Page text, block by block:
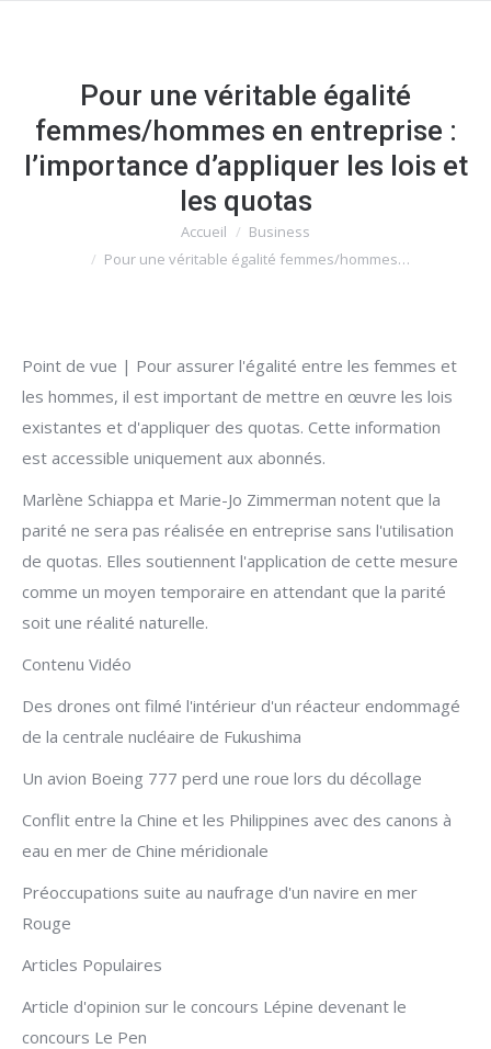
Pour une véritable égalité
femmes/hommes en entreprise :
l’importance d’appliquer les lois et
les quotas
Accueil
Business
Pour une véritable égalité femmes/hommes…
Point de vue | Pour assurer l'égalité entre les femmes et
les hommes, il est important de mettre en œuvre les lois
existantes et d'appliquer des quotas. Cette information
est accessible uniquement aux abonnés.
Marlène Schiappa et Marie-Jo Zimmerman notent que la
parité ne sera pas réalisée en entreprise sans l'utilisation
de quotas. Elles soutiennent l'application de cette mesure
comme un moyen temporaire en attendant que la parité
soit une réalité naturelle.
Contenu Vidéo
Des drones ont filmé l'intérieur d'un réacteur endommagé
de la centrale nucléaire de Fukushima
Un avion Boeing 777 perd une roue lors du décollage
Conflit entre la Chine et les Philippines avec des canons à
eau en mer de Chine méridionale
Préoccupations suite au naufrage d'un navire en mer
Rouge
Articles Populaires
Article d'opinion sur le concours Lépine devenant le
concours Le Pen